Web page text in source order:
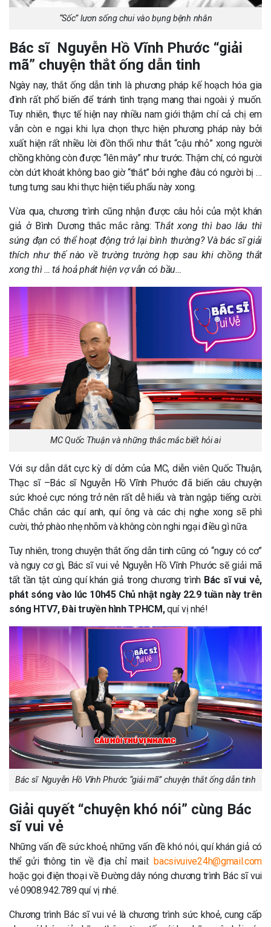
“Sốc” lươn sống chui vào bụng bệnh nhân
Bác sĩ Nguyễn Hồ Vĩnh Phước “giải
mã” chuyện thắt ống dẫn tinh
Ngày nay, thắt ống dẫn tinh là phương pháp kế hoạch hóa gia
đình rất phổ biến để tránh tình trạng mang thai ngoài ý muốn.
Tuy nhiên, thực tế hiện nay nhiều nam giới thậm chí cả chị em
vẫn còn e ngại khi lựa chọn thực hiện phương pháp này bởi
xuất hiện rất nhiều lời đồn thổi như thắt “cậu nhỏ” xong người
chồng không còn được “lên mây” như trước. Thậm chí, có người
còn dứt khoát không bao giờ “thắt” bởi nghe đâu có người bị …
tưng tưng sau khi thực hiện tiểu phẩu này xong.
Vừa qua, chương trình cũng nhận được câu hỏi của một khán
giả ở Bình Dương thắc mắc rằng: Thắt xong thì bao lâu thì
súng đạn có thể hoạt động trở lại bình thường? Và bác sĩ giải
thích như thế nào về trường trường hợp sau khi chồng thắt
xong thì … tá hoả phát hiện vợ vẫn có bầu…
MC Quốc Thuận và những thắc mắc biết hỏi ai
Với sự dẫn dắt cực kỳ dí dỏm của MC, diễn viên Quốc Thuận,
Thạc sĩ –Bác sĩ Nguyễn Hồ Vĩnh Phước đã biến câu chuyện
sức khoẻ cực nóng trở nên rất dễ hiểu và tràn ngập tiếng cười.
Chắc chắn các quí anh, quí ông và các chị nghe xong sẽ phì
cười, thở phào nhẹ nhõm và không còn nghi ngại điều gì nữa.
Tuy nhiên, trong chuyện thắt ống dẫn tinh cũng có “nguy có cơ”
và nguy cơ gì, Bác sĩ vui vẻ Nguyễn Hồ Vĩnh Phước sẽ giải mã
tất tần tật cùng quí khán giả trong chương trình Bác sĩ vui vẻ,
phát sóng vào lúc 10h45 Chủ nhật ngày 22.9 tuần này trên
sóng HTV7, Đài truyền hình TPHCM,quí vị nhé!
Bác sĩ Nguyễn Hồ Vĩnh Phước “giải mã” chuyện thắt ống dẫn tinh
Giải quyết “chuyện khó nói” cùng Bác
sĩ vui vẻ
Những vấn đề sức khoẻ, những vấn đề khó nói, quí khán giả có
thể gửi thông tin về địa chỉ mail: bacsivuive24h@gmail.com
hoặc gọi điện thoại về Đường dây nóng chương trình Bác sĩ vui
vẻ 0908.942.789 quí vị nhé.
Chương trình Bác sĩ vui vẻ là chương trình sức khoẻ, cung cấp